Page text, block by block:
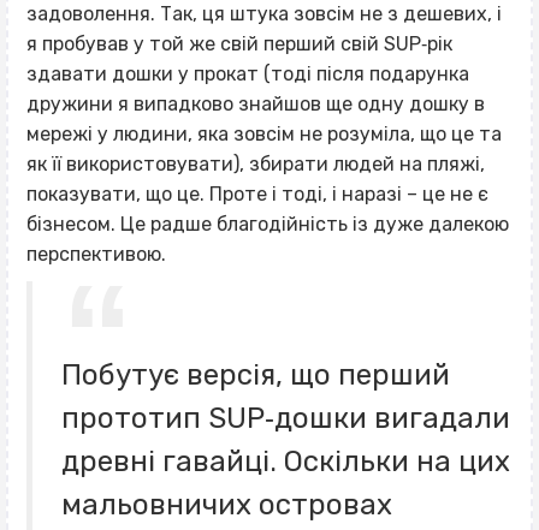
задоволення. Так, ця штука зовсім не з дешевих, і
я пробував у той же свій перший свій SUP‐рік
здавати дошки у прокат (тоді після подарунка
дружини я випадково знайшов ще одну дошку в
мережі у людини, яка зовсім не розуміла, що це та
як її використовувати), збирати людей на пляжі,
показувати, що це. Проте і тоді, і наразі – це не є
бізнесом. Це радше благодійність із дуже далекою
перспективою.
Побутує версія, що перший
прототип SUP‐дошки вигадали
древні гавайці. Оскільки на цих
мальовничих островах